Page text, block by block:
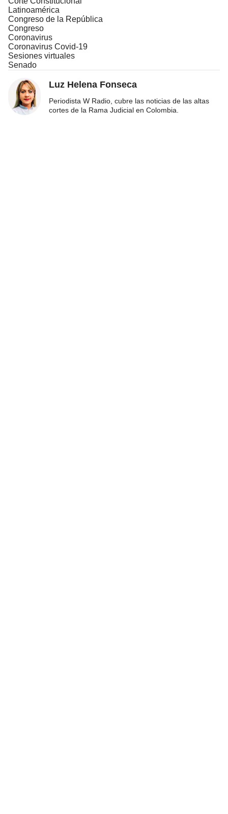
Latinoamérica
Congreso de la República
Congreso
Coronavirus
Coronavirus Covid-19
Sesiones virtuales
Senado
Luz Helena Fonseca
Periodista W Radio, cubre las noticias de las altas
cortes de la Rama Judicial en Colombia.